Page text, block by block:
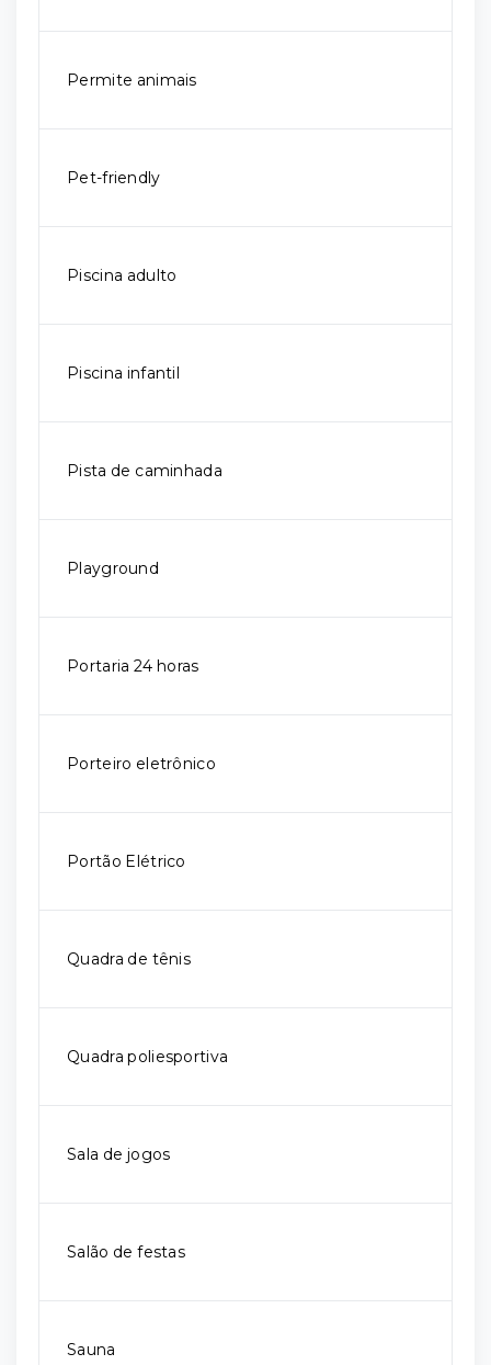
Permite animais
Pet-friendly
Piscina adulto
Piscina infantil
Pista de caminhada
Playground
Portaria 24 horas
Porteiro eletrônico
Portão Elétrico
Quadra de tênis
Quadra poliesportiva
Sala de jogos
Salão de festas
Sauna